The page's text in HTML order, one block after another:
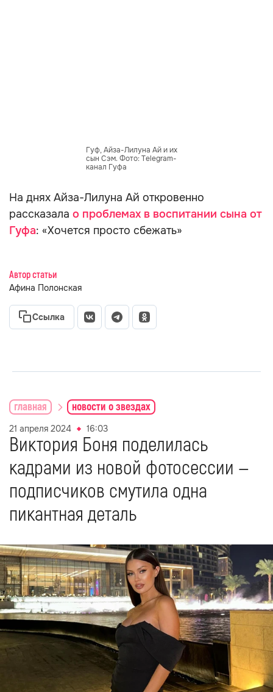
Гуф, Айза-Лилуна Ай и их
сын Сэм. Фото: Telegram-
канал Гуфа
На днях Айза-Лилуна Ай откровенно
рассказала о проблемах в воспитании сына от
Гуфа: «Хочется просто сбежать»
Автор статьи
Афина Полонская
Ссылка
главная новости о звездах
21 апреля 2024 16:03
Виктория Боня поделилась
кадрами из новой фотосессии —
подписчиков смутила одна
пикантная деталь